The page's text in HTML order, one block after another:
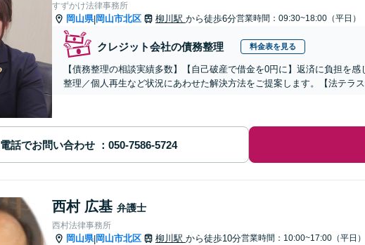
すずかけ法律事務所
岡山県|岡山市北区 柳川駅 から徒歩6分営業時間：09:30~18:00（平日）
クレジット会社の債務整理 料金表を見る
【債務整理の相談実績多数】【自己破産で借金を0円に】返済に負担を
整理／個人再生など状況にあわせた解決方法をご提案します。【法テラス
電話でお問い合わせ
西村 広基 弁護士
西村法律事務所
岡山県|岡山市北区 柳川駅 から徒歩10分営業時間：10:00~17:00（平日）